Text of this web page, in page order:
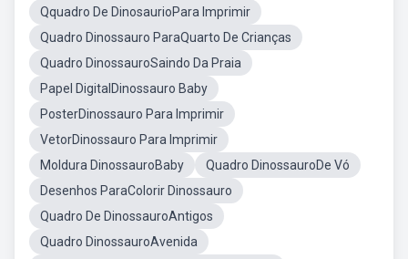
Qquadro De DinosaurioPara Imprimir
Quadro Dinossauro ParaQuarto De Crianças
Quadro DinossauroSaindo Da Praia
Papel DigitalDinossauro Baby
PosterDinossauro Para Imprimir
VetorDinossauro Para Imprimir
Moldura DinossauroBaby
Quadro DinossauroDe Vó
Desenhos ParaColorir Dinossauro
Quadro De DinossauroAntigos
Quadro DinossauroAvenida